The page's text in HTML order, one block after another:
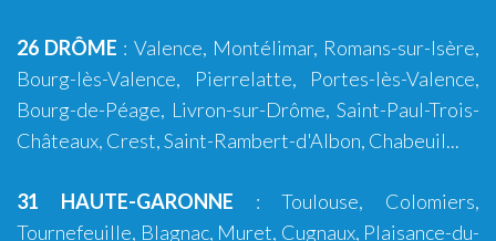
26 DRÔME : Valence, Montélimar, Romans-sur-Isère,
Bourg-lès-Valence, Pierrelatte, Portes-lès-Valence,
Bourg-de-Péage, Livron-sur-Drôme, Saint-Paul-Trois-
Châteaux, Crest,Saint-Rambert-d'Albon, Chabeuil...
31 HAUTE-GARONNE :Toulouse, Colomiers,
Tournefeuille, Blagnac, Muret, Cugnaux, Plaisance-du-